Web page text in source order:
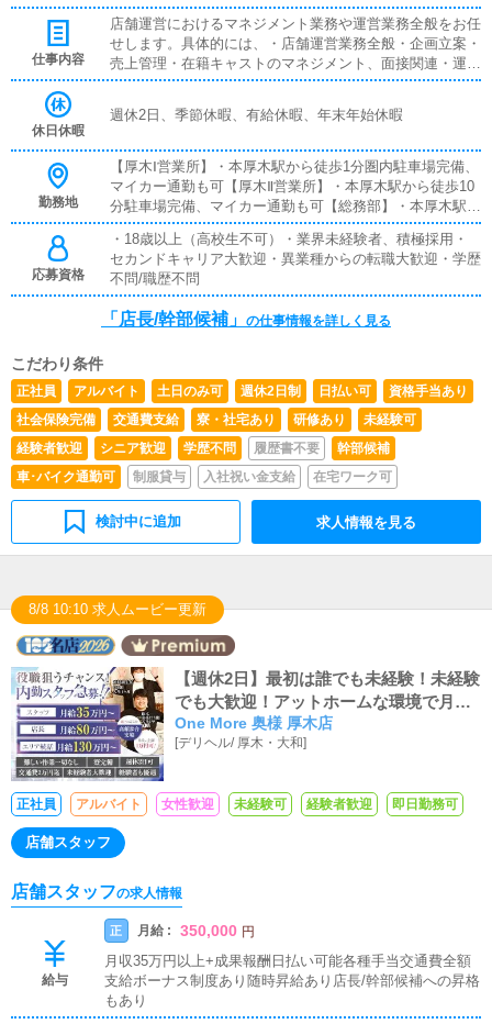
仕事内容
店舗運営におけるマネジメント業務や運営業務全般をお任
せします。具体的には、・店舗運営業務全般・企画立案・
売上管理・在籍キャストのマネジメント、面接関連・運営
スタッフ管理・店舗を作り上げるマネジメント業務 など
み、アイディアなどを反映し、お客様やコンパニオンさ
ます。
休日休暇
週休2日、季節休暇、有給休暇、年末年始休暇
勤務地
【厚木Ⅰ営業所】・本厚木駅から徒歩1分圏内駐車場完備、
マイカー通勤も可【厚木Ⅱ営業所】・本厚木駅から徒歩10
分駐車場完備、マイカー通勤も可【総務部】・本厚木駅か
ら徒歩5分圏内【小田原営業所】・小田原駅から徒歩3分
圏内駐車場完備、マイカー通勤も可【東横営業所】・武蔵
小杉駅から徒歩5分圏内駐車場完備、マイカー通勤も可
【池袋営業所】・池袋駅から徒歩5分圏内
応募資格
・18歳以上（高校生不可）・業界未経験者、積極採用・
セカンドキャリア大歓迎・異業種からの転職大歓迎・学歴
不問/職歴不問
「店長/幹部候補」 の仕事情報を詳しく見る
こだわり条件
正社員 アルバイト 土日のみ可 週休2日制 日払い可
資格手当あり
社会保険完備
交通費支給 寮・社宅あり 研修あり
未経験可
経験者歓迎
シニア歓迎 学歴不問 履歴書不要
幹部候補
車･バイク通勤可
制服貸与 入社祝い金支給 在宅ワーク可
検討中に追加 求人情報を見る
8/8 10:10 求人ムービー更新
【週休2日】最初は誰でも未経験！未経験
でも大歓迎！アットホームな環境で月収3
5万スタート！！！
One More 奥様 厚木店
[デリヘル/ 厚木・大和]
正社員 アルバイト 女性歓迎 未経験可 経験者歓迎 即日勤務可
店舗スタッフ
店舗スタッフの求人情報
給与
正 月給 : 350,000 円
月収35万円以上+成果報酬日払い可能各種手当交通費全額
支給ボーナス制度あり随時昇給あり店長/幹部候補への昇格
もあり